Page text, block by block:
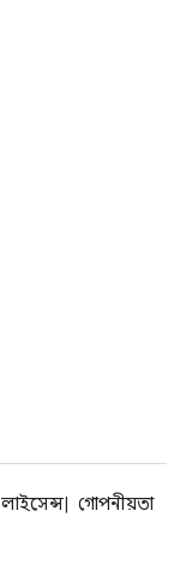
লাইসেন্স
গোপনীয়তা